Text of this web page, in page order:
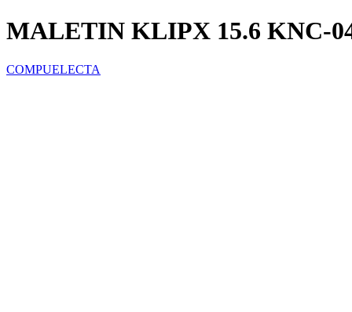
MALETIN KLIPX 15.6 KNC-
COMPUELECTA